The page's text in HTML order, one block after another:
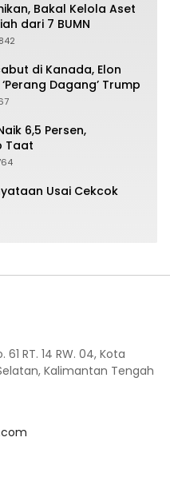
Bakal Kelola Aset
dari 7 BUMN
842
di Kanada, Elon
Dagang’ Trump
6,5 Persen,
Taat
Usai Cekcok
RT. 14 RW. 04, Kota
Kalimantan Tengah